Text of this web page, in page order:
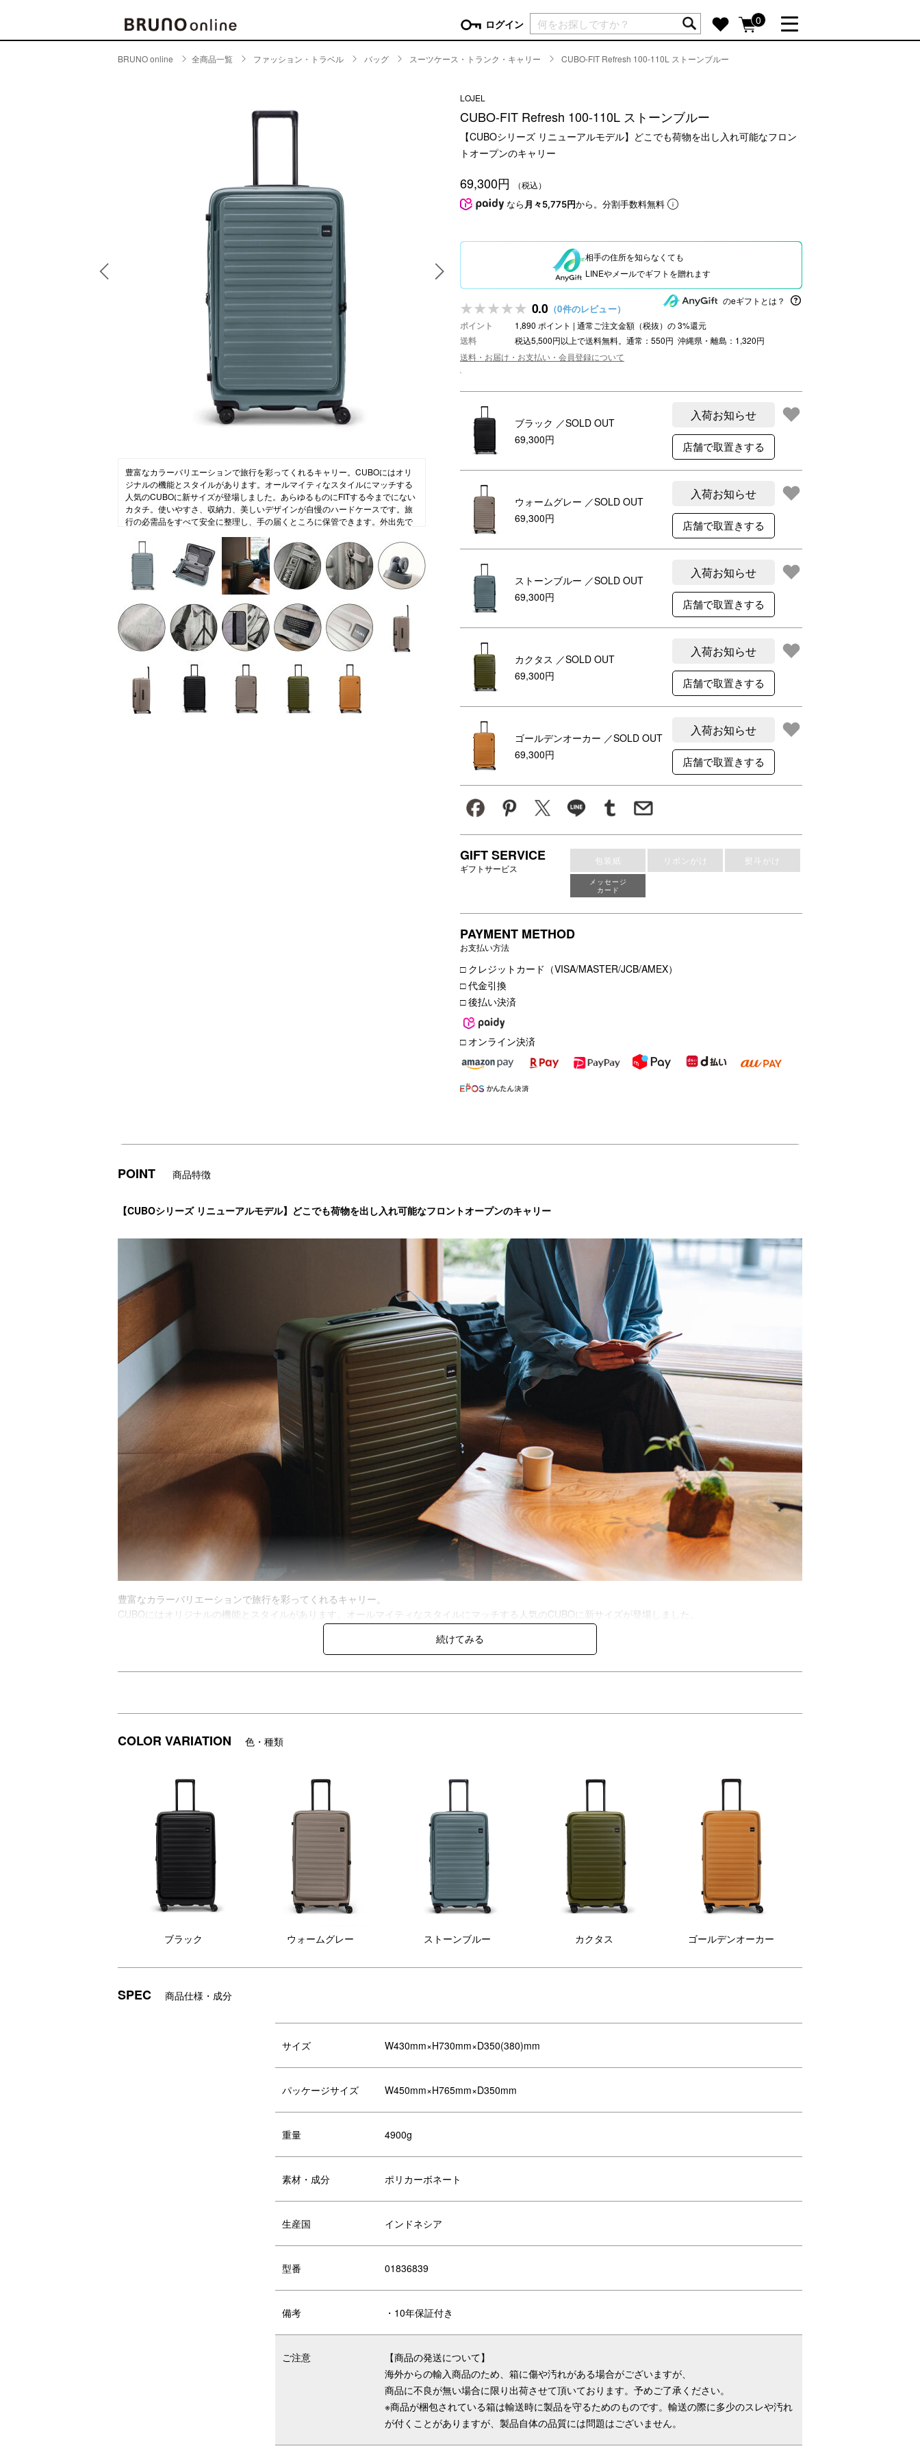
ログイン
ログイン
パスワードをお忘れの方はこちら＞
新規会員登録
0
現在カートには商品が入っていません。
キッチン家電
キッチンファブリック
インテリア
生活家電
ファブリック
ピクニックアイテム
ランチボックス・弁当箱
ランチバッグ・クーラートート
水筒
その他ピクニックアイテム
ビューティー more
ボディケア
アロマ
ファッション・トラベル
トラベル小物
ファッション雑貨
バッグ
ベビー・キッズアイテム more
おもちゃ・トイ
その他ベビー・キッズアイテム
出産祝い
おまとめ割引
SUPPORT
ご利用案内
ギフトサービス
BRUNO online 全商品一覧 ファッション・トラベル バッグ スーツケース・トランク・キャリー CUBO-FIT Refresh 100-110L ストーンブルー
豊富なカラーバリエーションで旅行を彩ってくれるキャリー。CUBOにはオリ
ジナルの機能とスタイルがあります。オールマイティなスタイルにマッチする
人気のCUBOに新サイズが登場しました。あらゆるものにFITする今までにない
カタチ。使いやすさ、収納力、美しいデザインが自慢のハードケースです。旅
行の必需品をすべて安全に整理し、手の届くところに保管できます。外出先で
【LOJEL(ロジェール)】
LOJELはスーツケースの生産数世界最大級の工場が展開するファクトリーブラ
ンドとして1988年に日本で生まれました。ブランド名であるLOJELは、Let
Our Journeys Enrich Life「旅で人生を豊かにさせましょう」を略したもので
「旅の目的」「その目的にあったデザイン」を重視して製品開発に取り組んで
います。
LOJEL
CUBO-FIT Refresh 100-110L ストーンブルー
【CUBOシリーズ リニューアルモデル】どこでも荷物を出し入れ可能なフロン
トオープンのキャリー
69,300円 （税込）
なら 月々5,775円から。分割手数料無料
相手の住所を知らなくても
LINEやメールでギフトを贈れます
のeギフトとは？
0.0 （0件のレビュー）
ポイント 1,890 ポイント | 通常ご注文金額（税抜）の3%還元
送料
税込5,500円以上で送料無料。通常：550円 沖縄県・離島：1,320円
送料・お届け・お支払い・会員登録について
ブラック ／SOLD OUT
69,300円
入荷お知らせ
ウォームグレー ／SOLD OUT
69,300円
入荷お知らせ
ストーンブルー ／SOLD OUT
69,300円
入荷お知らせ
カクタス ／SOLD OUT
69,300円
入荷お知らせ
ゴールデンオーカー ／SOLD OUT
69,300円
入荷お知らせ
GIFT SERVICE
ギフトサービス
包装紙 リボンがけ 熨斗がけ
メッセージ
カード
PAYMENT METHOD
お支払い方法
□ クレジットカード（VISA/MASTER/JCB/AMEX）
□ 代金引換
□ 後払い決済
□ オンライン決済
POINT 商品特徴
【CUBOシリーズ リニューアルモデル】どこでも荷物を出し入れ可能なフロントオープンのキャリー
豊富なカラーバリエーションで旅行を彩ってくれるキャリー。
CUBOにはオリジナルの機能とスタイルがあります。オールマイティなスタイルにマッチする人気のCUBOに新サイズが登場しました。
あらゆるものにFITする今までにないカタチ。使いやすさ、収納力、美しいデザインが自慢のハードケースです。
外出先でもマグネット錠なので気軽に荷物を出したり、収納したりできます。
LOJELはスーツケースの生産数世界最大級の工場が展開するファクトリーブランドとして1988年に日本で生まれました。
「旅の目的」「その目的にあったデザイン」を重視して製品開発に取り組んでいます。
■リニューアルされた主なポイント
う、拡張用ジッパーに色味があったジ
ッパー止めを追加
を用いることによってより長持ちに
4つのポケットが付いた新しい仕切り
COLOR VARIATION 色・種類
ブラック ウォームグレー ストーンブルー カクタス ゴールデンオーカー
SPEC 商品仕様・成分
サイズ W430mm×H730mm×D350(380)mm
パッケージサイズ W450mm×H765mm×D350mm
重量 4900g
素材・成分 ポリカーボネート
生産国 インドネシア
型番 01836839
備考 ・10年保証付き
ご注意
【商品の発送について】
海外からの輸入商品のため、箱に傷や汚れがある場合がございますが、
商品に不良が無い場合に限り出荷させて頂いております。予めご了承ください。
※商品が梱包されている箱は輸送時に製品を守るためのものです。輸送の際に多少のスレや汚れ
が付くことがありますが、製品自体の品質には問題はございません。